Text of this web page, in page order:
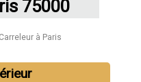
75000
Carreleur à Paris